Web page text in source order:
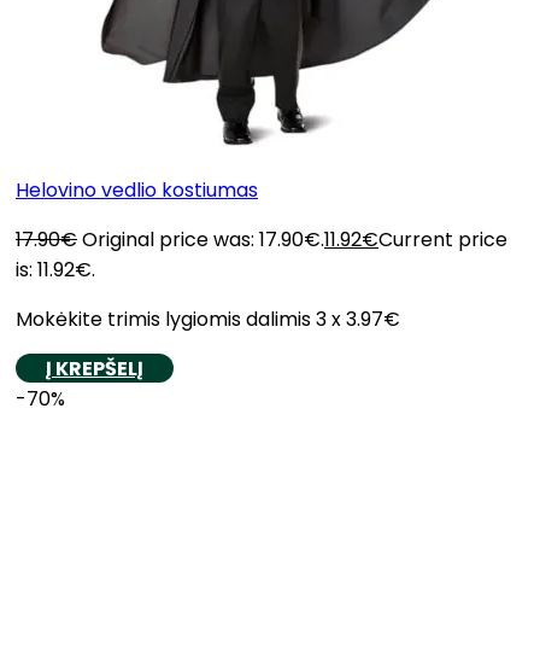
Helovino vedlio kostiumas
17.90€Original price was: 17.90€.11.92€Current price
is: 11.92€.
Mokėkite trimis lygiomis dalimis 3 x 3.97€
Į KREPŠELĮ
-70%